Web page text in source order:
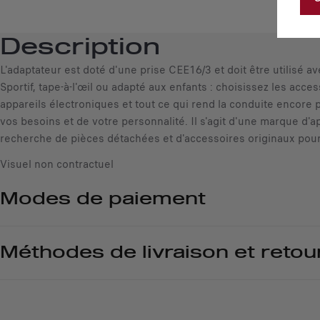
Description
L'adaptateur est doté d'une prise CEE16/3 et doit être utilisé
Sportif, tape-à-l'œil ou adapté aux enfants : choisissez les
appareils électroniques et tout ce qui rend la conduite
vos besoins et de votre personnalité. Il s'agit d'une marque
recherche de pièces détachées et d'accessoires originaux
Visuel non contractuel
Modes de paiement
Méthodes de livraison et